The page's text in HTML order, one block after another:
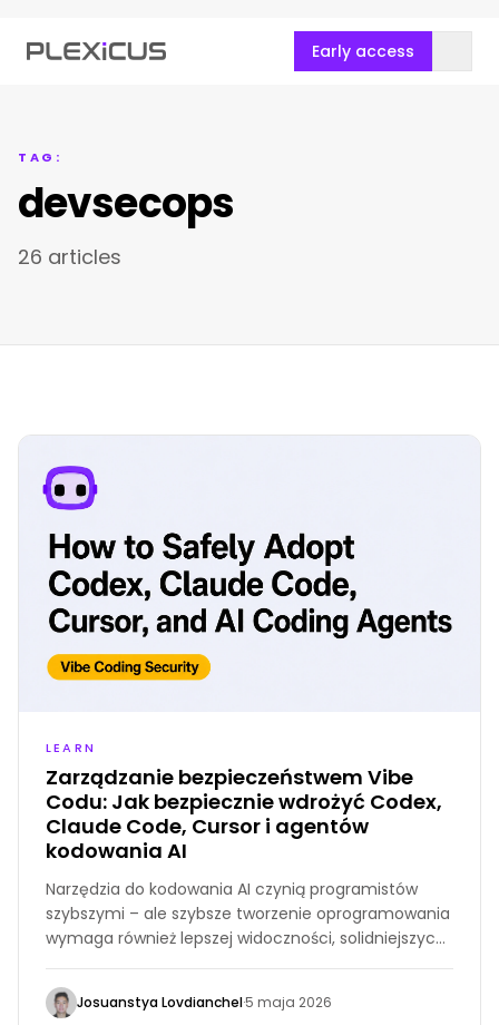
Early access
TAG:
devsecops
26 articles
LEARN
Zarządzanie bezpieczeństwem Vibe
Codu: Jak bezpiecznie wdrożyć Codex,
Claude Code, Cursor i agentów
kodowania AI
Narzędzia do kodowania AI czynią programistów
szybszymi – ale szybsze tworzenie oprogramowania
wymaga również lepszej widoczności, solidniejszych
procesów przeglądu i bardziej niezawodnego
usuwania błędów. To praktyczny przewodnik po
zarządzaniu dla zespołów wdrażających Codex,
Josuanstya Lovdianchel·5 maja 2026